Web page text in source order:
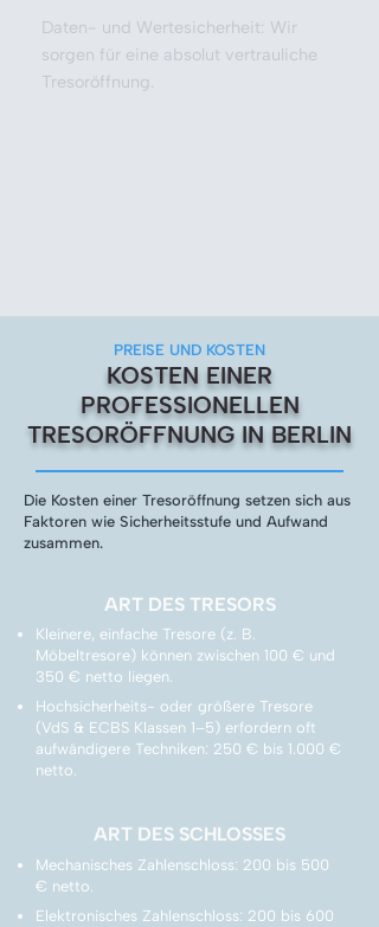
Daten- und Wertesicherheit: Wir
sorgen für eine absolut vertrauliche
Tresoröffnung.
PREISE UND KOSTEN
KOSTEN EINER
PROFESSIONELLEN
TRESORÖFFNUNG IN BERLIN
Die Kosten einer Tresoröffnung setzen sich aus
Faktoren wie Sicherheitsstufe und Aufwand
zusammen.
ART DES TRESORS
Kleinere, einfache Tresore (z. B.
Möbeltresore) können zwischen 100 € und
350 € netto liegen.
Hochsicherheits- oder größere Tresore
(VdS & ECBS Klassen 1–5) erfordern oft
aufwändigere Techniken: 250 € bis 1.000 €
netto.
ART DES SCHLOSSES
Mechanisches Zahlenschloss: 200 bis 500
€ netto.
Elektronisches Zahlenschloss: 200 bis 600